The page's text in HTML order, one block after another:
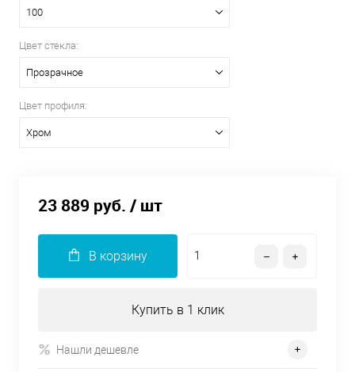
100
Цвет стекла:
Прозрачное
Цвет профиля:
Хром
23 889 руб. / шт
В корзину
Купить в 1 клик
Нашли дешевле